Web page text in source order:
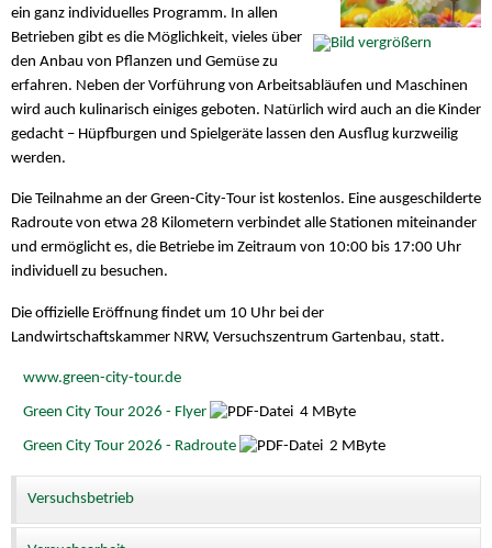
ein ganz individuelles Programm. In allen
Betrieben gibt es die Möglichkeit, vieles über
den Anbau von Pflanzen und Gemüse zu
erfahren. Neben der Vorführung von Arbeitsabläufen und Maschinen
wird auch kulinarisch einiges geboten. Natürlich wird auch an die Kinder
gedacht – Hüpfburgen und Spielgeräte lassen den Ausflug kurzweilig
werden.
Die Teilnahme an der Green-City-Tour ist kostenlos. Eine ausgeschilderte
Radroute von etwa 28 Kilometern verbindet alle Stationen miteinander
und ermöglicht es, die Betriebe im Zeitraum von 10:00 bis 17:00 Uhr
individuell zu besuchen.
Die offizielle Eröffnung findet um 10 Uhr bei der
Landwirtschaftskammer NRW, Versuchszentrum Gartenbau, statt.
www.green-city-tour.de
Green City Tour 2026 - Flyer 4 MByte
Green City Tour 2026 - Radroute 2 MByte
Versuchsbetrieb